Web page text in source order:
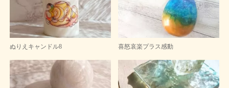
ぬりえキャンドル8 喜怒哀楽プラス感動